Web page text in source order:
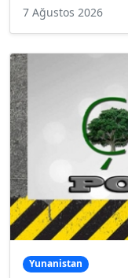
7 Ağustos 2026
Yunanistan